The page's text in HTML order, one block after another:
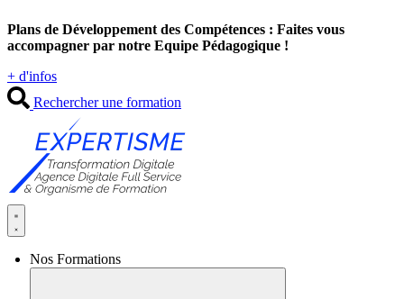
au
contenu
Plans de Développement des Compétences : Faites vous
accompagner par notre Equipe Pédagogique !
+ d'infos
Rechercher une formation
Nos Formations